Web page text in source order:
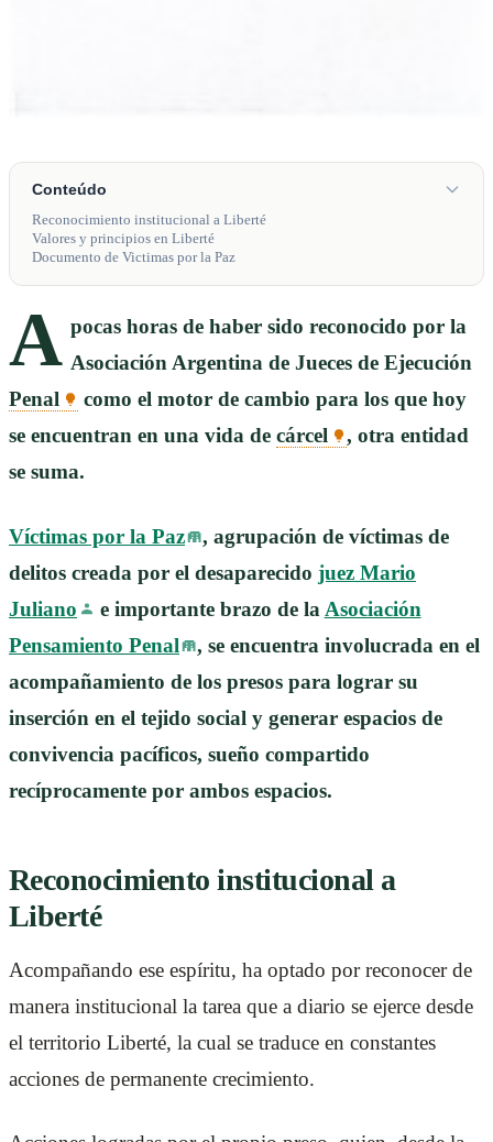
Conteúdo
Reconocimiento institucional a Liberté
Valores y principios en Liberté
Documento de Victimas por la Paz
A pocas horas de haber sido reconocido por la
Asociación Argentina de Jueces de Ejecución
Penal
como el motor de cambio para los que hoy
se encuentran en una vida de cárcel
, otra entidad
se suma.
Víctimas por la Paz
, agrupación de víctimas de
delitos creada por el desaparecido juez Mario
Juliano
e importante brazo de la Asociación
Pensamiento Penal
, se encuentra involucrada en el
acompañamiento de los presos para lograr su
inserción en el tejido social y generar espacios de
convivencia pacíficos, sueño compartido
recíprocamente por ambos espacios.
Reconocimiento institucional a
Liberté
Acompañando ese espíritu, ha optado por reconocer de
manera institucional la tarea que a diario se ejerce desde
el territorio Liberté, la cual se traduce en constantes
acciones de permanente crecimiento.